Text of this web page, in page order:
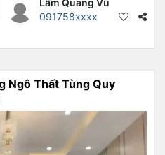
Lâm Quang Vũ
091758xxxx
Ngô Thất Tùng Quy